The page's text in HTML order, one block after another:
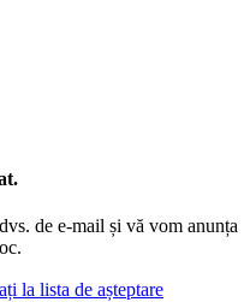
de e-mail și vă vom anunța
la lista de așteptare